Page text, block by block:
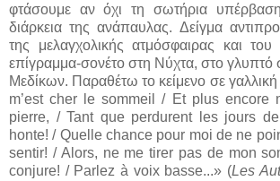
φτάσουμε αν όχι τη σωτήρια
διάρκεια της ανάπαυλας. Δείγμα
της μελαγχολικής ατμόσφαιρας και του
επίγραμμα-σονέτο στη Νύχτα, στο γλυπτό
Μεδίκων. Παραθέτω το κείμενο σε
m’est cher le sommeil / Et plus encore
pierre, / Tant que perdurent les jours
honte! / Quelle chance pour moi de ne
sentir! / Alors, ne me tirer pas de mon
conjure! / Parlez à voix basse...» (Les